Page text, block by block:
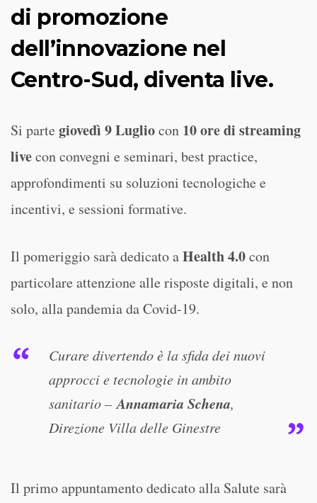
di promozione
dell’innovazione nel
Centro-Sud, diventa live.
Si parte giovedì 9 Lugliocon 10 ore di streaming
livecon convegni e seminari, best practice,
approfondimenti su soluzioni tecnologiche e
incentivi, e sessioni formative.
Il pomeriggio sarà dedicato aHealth 4.0con
particolare attenzione alle risposte digitali, e non
solo, alla pandemia da Covid-19.
Curare divertendo è la sfida dei nuovi
approcci e tecnologie in ambito
sanitario – Annamaria Schena,
Direzione Villa delle Ginestre
Il primo appuntamento dedicato alla Salute sarà